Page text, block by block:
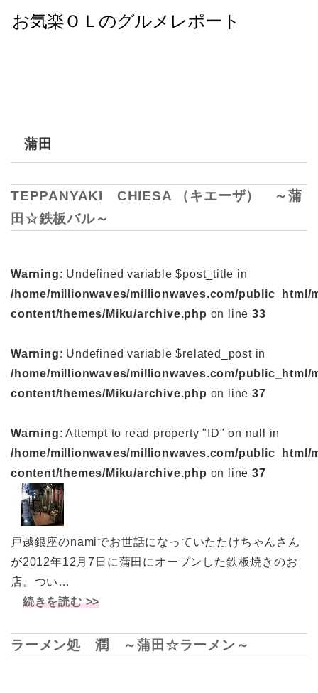
蒲田
TEPPANYAKI CHIESA （キエーザ） ～蒲
田☆鉄板バル～
Warning: Undefined variable $post_title in
/home/millionwaves/millionwaves.com/public_html/
content/themes/Miku/archive.php on line33
Warning: Undefined variable $related_post in
/home/millionwaves/millionwaves.com/public_html/
content/themes/Miku/archive.php on line37
Warning: Attempt to read property "ID" on null in
/home/millionwaves/millionwaves.com/public_html/
content/themes/Miku/archive.php on line37
戸越銀座のnamiでお世話になっていたたけちゃんさん
が2012年12月7日に蒲田にオープンした鉄板焼きのお
店。つい…
続きを読む >>
ラーメン処 潤 ～蒲田☆ラーメン～